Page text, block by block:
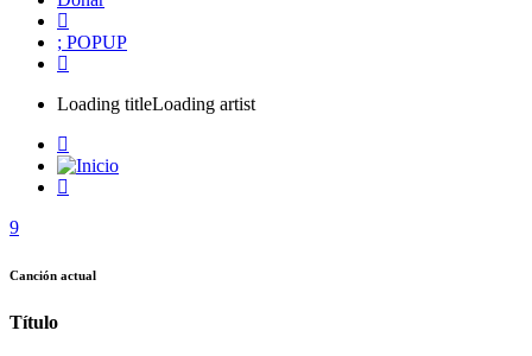
POPUP
Loading titleLoading artist
Canción actual
Título